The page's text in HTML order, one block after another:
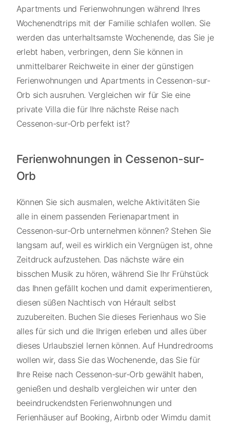
Apartments und Ferienwohnungen während Ihres
Wochenendtrips mit der Familie schlafen wollen. Sie
werden das unterhaltsamste Wochenende, das Sie je
erlebt haben, verbringen, denn Sie können in
unmittelbarer Reichweite in einer der günstigen
Ferienwohnungen und Apartments in Cessenon-sur-
Orb sich ausruhen. Vergleichen wir für Sie eine
private Villa die für Ihre nächste Reise nach
Cessenon-sur-Orb perfekt ist?
Ferienwohnungen in Cessenon-sur-
Orb
Können Sie sich ausmalen, welche Aktivitäten Sie
alle in einem passenden Ferienapartment in
Cessenon-sur-Orb unternehmen können? Stehen Sie
langsam auf, weil es wirklich ein Vergnügen ist, ohne
Zeitdruck aufzustehen. Das nächste wäre ein
bisschen Musik zu hören, während Sie Ihr Frühstück
das Ihnen gefällt kochen und damit experimentieren,
diesen süßen Nachtisch von Hérault selbst
zuzubereiten. Buchen Sie dieses Ferienhaus wo Sie
alles für sich und die Ihrigen erleben und alles über
dieses Urlaubsziel lernen können. Auf Hundredrooms
wollen wir, dass Sie das Wochenende, das Sie für
Ihre Reise nach Cessenon-sur-Orb gewählt haben,
genießen und deshalb vergleichen wir unter den
beeindruckendsten Ferienwohnungen und
Ferienhäuser auf Booking, Airbnb oder Wimdu damit